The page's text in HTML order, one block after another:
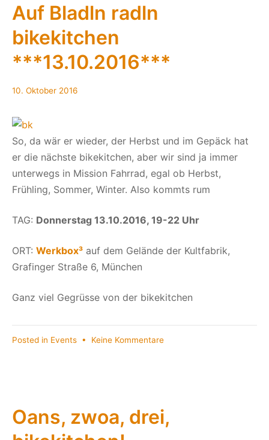
Auf Bladln radln
bikekitchen
***13.10.2016***
10. Oktober 201610.
So, da wär er wieder, der Herbst und im Gepäck hat
er die nächste bikekitchen, aber wir sind ja immer
unterwegs in Mission Fahrrad, egal ob Herbst,
Frühling, Sommer, Winter. Also kommts rum
TAG: Donnerstag 13.10.2016, 19-22 Uhr
ORT: Werkbox³ auf dem Gelände der Kultfabrik,
Grafinger Straße 6, München
Ganz viel Gegrüsse von der bikekitchen
Posted in Events • Keine Kommentarezu
***13.10.2016***
Oans, zwoa, drei,